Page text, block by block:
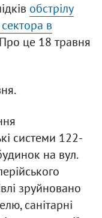
обстрілу
в
це 18 травня
системи 122-
на вул.
зруйновано
санітарні